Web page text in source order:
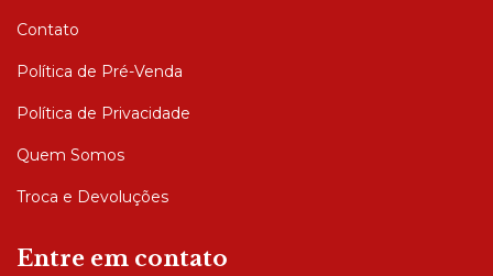
Contato
Política de Pré-Venda
Política de Privacidade
Quem Somos
Troca e Devoluções
Entre em contato